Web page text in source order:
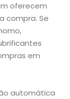
oferecem
compra. Se
em
automática